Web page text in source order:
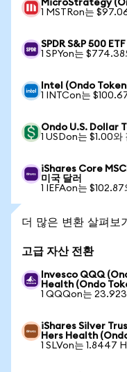
MicroStrategy
1 MSTRon는
SPDR S&P 500
1 SPYon는 $774.38
Intel (Ondo
1 INTCon는
Ondo U.S. Dollar
1 USDon는 $1.00와
iShares Core
미국 달러
1 IEFAon는 $102.87
더 많은 변환 살펴보
고급 자산 전환
Invesco QQQ
Health (Ondo
1 QQQon는
iShares Silver
Hers Health
1 SLVon는 1.8447